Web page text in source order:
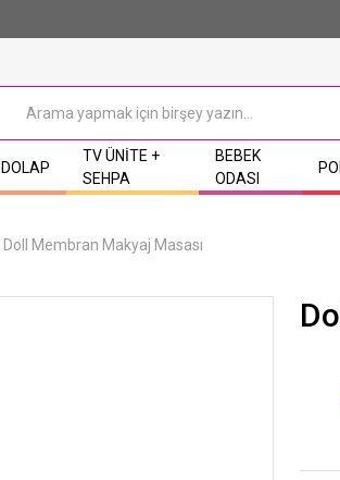
DOLAP
TV ÜNITE +
SEHPA
BEBEK
ODASI
Doll Membran Makyaj Masası